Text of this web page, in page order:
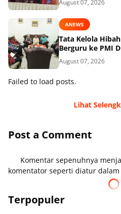
August 07, 2026
ANEWS
Tata Kelola
Berguru ke PMI
August 07, 2026
Failed to load posts.
Lihat
Post a Comment
Komentar sepenuhnya
komentator seperti diatur dalam
Terpopuler